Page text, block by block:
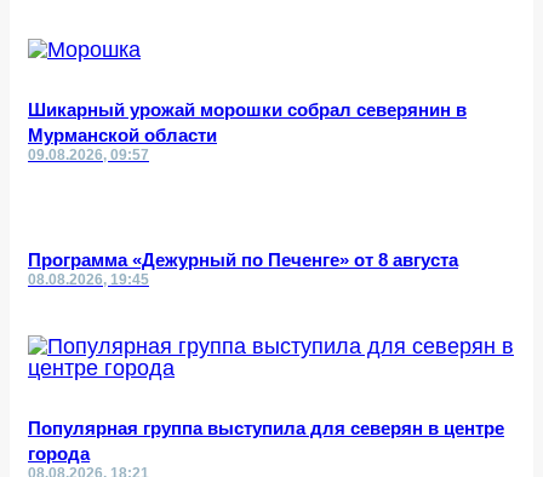
Шикарный урожай морошки собрал северянин в
Мурманской области
09.08.2026, 09:57
Программа «Дежурный по Печенге» от 8 августа
08.08.2026, 19:45
Популярная группа выступила для северян в центре
города
08.08.2026, 18:21